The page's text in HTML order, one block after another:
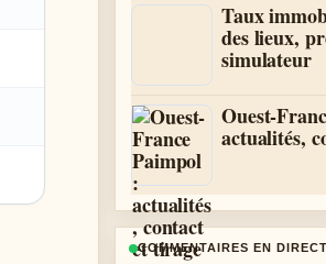
Taux
des lieux,
simulateur
Ouest-
actualités,
COMMENTAIRES EN DIRECT